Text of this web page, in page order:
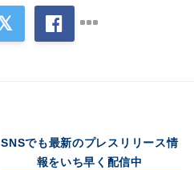
SNSでも最新のプレスリリース情
報をいち早く配信中